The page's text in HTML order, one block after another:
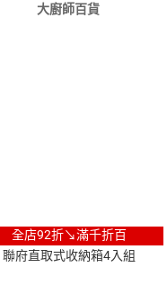
大廚師百貨
全店92折↘滿千折百
聯府直取式收納箱4入組